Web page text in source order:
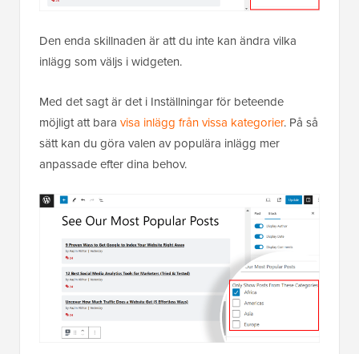
Den enda skillnaden är att du inte kan ändra vilka
inlägg som väljs i widgeten.
Med det sagt är det i Inställningar för beteende
möjligt att bara visa inlägg från vissa kategorier. På så
sätt kan du göra valen av populära inlägg mer
anpassade efter dina behov.